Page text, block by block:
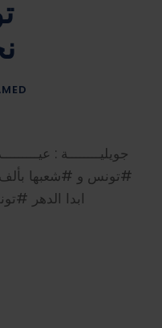
#تونس و #شعبها
ابدا الدهر